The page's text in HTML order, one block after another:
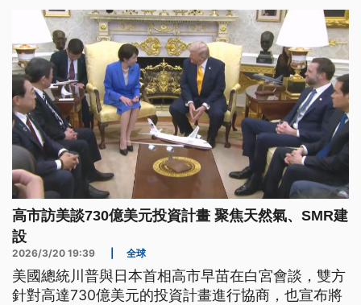
發展的嚴峻拷問。
高市訪美談730億美元投資計畫 聚焦天然氣、SMR建
設
2026/3/20 19:39 全球
美國總統川普與日本首相高市早苗在白宮會談，雙方
針對高達730億美元的投資計畫進行協商，也宣布將